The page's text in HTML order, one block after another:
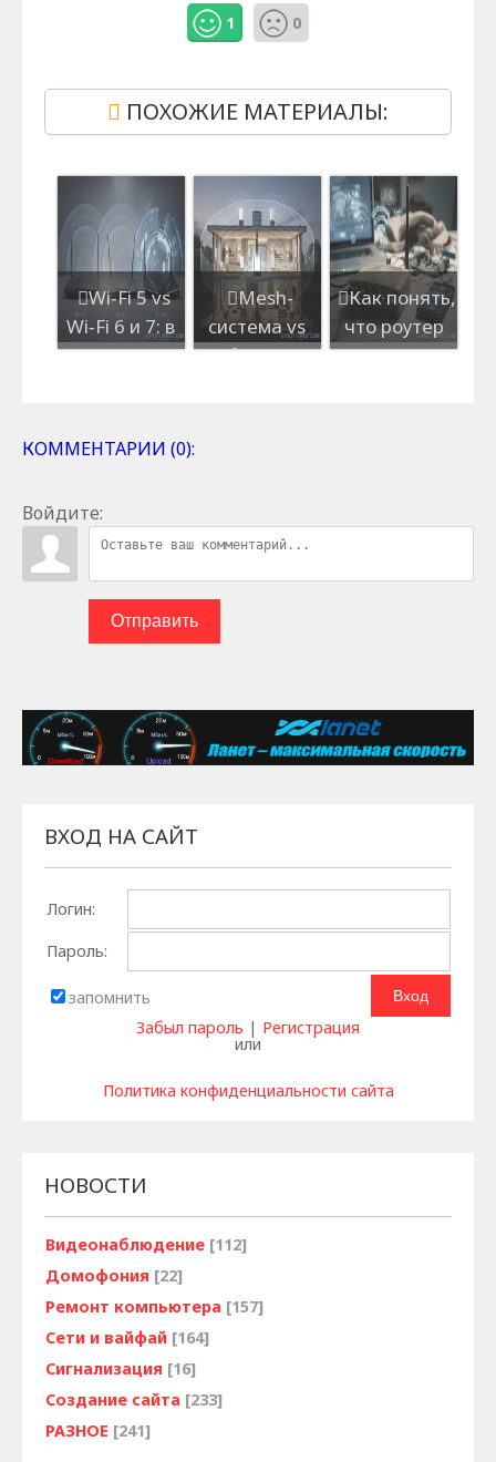
1 0
ПОХОЖИЕ МАТЕРИАЛЫ:
Wi‑Fi 5 vs
Wi‑Fi 6 и 7: в
каких
Mesh-
система vs
обычный
Как понять,
что роутер
пора менять,
КОММЕНТАРИИ (0):
Войдите:
Отправить
ВХОД НА САЙТ
Логин:
Пароль:
запомнить
Забыл пароль | Регистрация
или
Политика конфиденциальности сайта
НОВОСТИ
Видеонаблюдение [112]
Домофония [22]
Ремонт компьютера [157]
Сети и вайфай [164]
Сигнализация [16]
Создание сайта [233]
РАЗНОЕ [241]